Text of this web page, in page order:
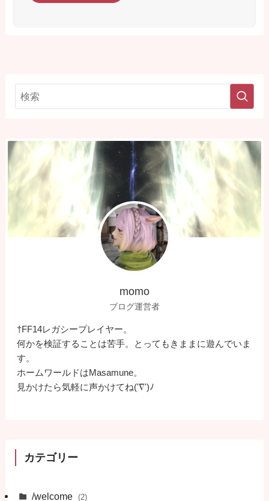
momo
ブログ運営者
†FF14レガシープレイヤー。
何かを検証することは苦手。とってもきままに遊んでいま
す。
ホームワールドはMasamune。
見かけたら気軽に声かけてね('∇')ﾉ
カテゴリー
/welcome (2)